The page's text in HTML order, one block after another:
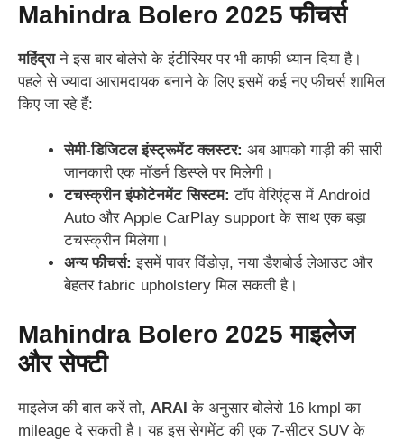
Mahindra Bolero 2025फीचर्स
महिंद्राने इस बार बोलेरो के इंटीरियर पर भी काफी ध्यान दिया है।
पहले से ज्यादा आरामदायक बनाने के लिए इसमें कई नए फीचर्स शामिल
किए जा रहे हैं:
सेमी-डिजिटल इंस्ट्रूमेंट क्लस्टर: अब आपको गाड़ी की सारी
जानकारी एक मॉडर्न डिस्प्ले पर मिलेगी।
टचस्क्रीन इंफोटेनमेंट सिस्टम: टॉप वेरिएंट्स में Android
Auto और Apple CarPlay support के साथ एक बड़ा
टचस्क्रीन मिलेगा।
अन्य फीचर्स: इसमें पावर विंडोज़, नया डैशबोर्ड लेआउट और
बेहतर fabric upholstery मिल सकती है।
Mahindra Bolero 2025माइलेज
और सेफ्टी
माइलेज की बात करें तो, ARAIके अनुसार बोलेरो 16 kmpl का
mileage दे सकती है। यह इस सेगमेंट की एक 7-सीटर SUV के